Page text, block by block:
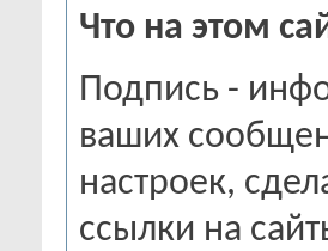
Что на этом
Подпись -
ваших
настроек,
ссылки на